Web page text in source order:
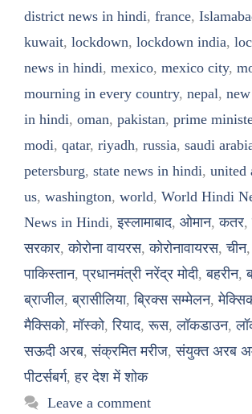
district news in hindi, france,
kuwait, lockdown, lockdown india,
news in hindi, mexico, mexico city,
mourning in every country, nepal,
in hindi, oman, pakistan, prime
modi, qatar, riyadh, russia, saudi
petersburg, state news in hindi, united
us, washington, world, World Hindi
News in Hindi,इस्लामाबाद, ओमान,कतर,
सरकार,कोरोना वायरस,कोरोनावायरस,चीन
पाकिस्तान,प्रधानमंत्री नरेंद्र मोदी,बहरीन,
ब्राजील,ब्रासीलिया,ब्रिक्स सम्मेलन,
मैक्सिको,मॉस्को,रियाद,रूस,लॉकडाउन,
सऊदी अरब,संक्रमित मरीज,संयुक्त अरब
पीटर्सबर्ग,हर देश में शोक
Leave a comment